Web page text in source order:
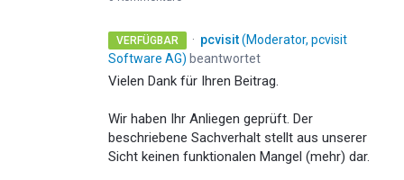
VERFÜGBAR · pcvisit(Moderator, pcvisit
Software AG) beantwortet
Vielen Dank für Ihren Beitrag.
Wir haben Ihr Anliegen geprüft. Der
beschriebene Sachverhalt stellt aus unserer
Sicht keinen funktionalen Mangel (mehr) dar.